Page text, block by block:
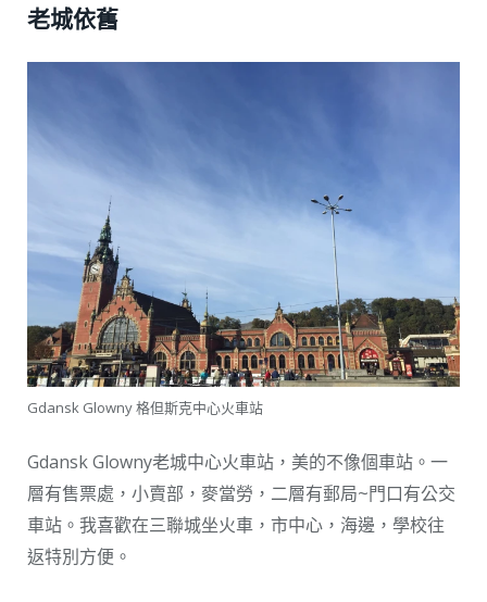
老城依舊
Gdansk Glowny 格但斯克中心火車站
Gdansk Glowny老城中心火車站，美的不像個車站。一
層有售票處，小賣部，麥當勞，二層有郵局~門口有公交
車站。我喜歡在三聯城坐火車，市中心，海邊，學校往
返特別方便。